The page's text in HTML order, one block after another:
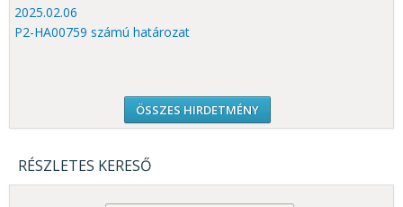
2025.02.06
P2-HA00759 számú határozat
ÖSSZES HIRDETMÉNY
RÉSZLETES KERESŐ